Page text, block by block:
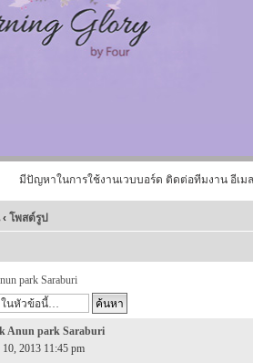
มีปัญหาในการใช้งานเวบบอร์ด ติดต่อทีมงาน อีเม
‹ โพสต์รูป
park Saraburi
Anun park Saraburi
2013 11:45 pm